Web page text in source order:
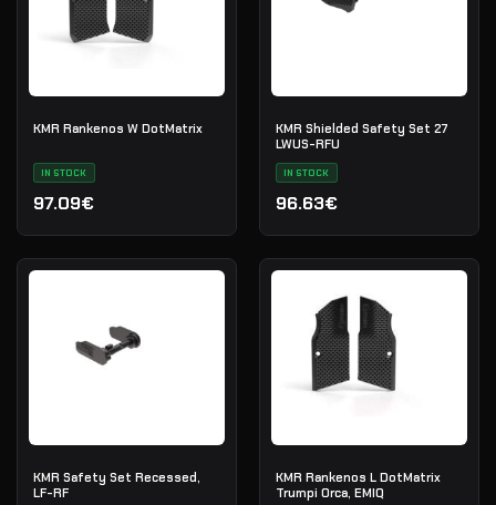
KMR Rankenos W DotMatrix
IN STOCK
97.09€
KMR Shielded Safety Set 27
LWUS-RFU
IN STOCK
96.63€
KMR Safety Set Recessed,
LF-RF
KMR Rankenos L DotMatrix
Trumpi Orca, EMIQ